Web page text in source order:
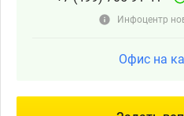
Инфоцентр
Офис на